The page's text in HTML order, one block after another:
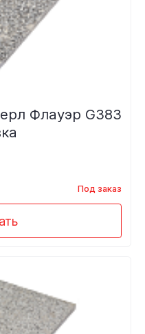
Флауэр G383
Под заказ